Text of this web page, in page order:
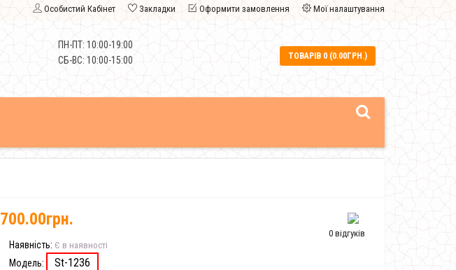
Особистий Кабінет Закладки Оформити замовлення Мої налаштування
ПН-ПТ: 10:00-19:00
СБ-ВС: 10:00-15:00
ТОВАРІВ 0 (0.00ГРН.)
0 відгуків
700.00грн.
Наявність: Є в наявності
Модель: St-1236